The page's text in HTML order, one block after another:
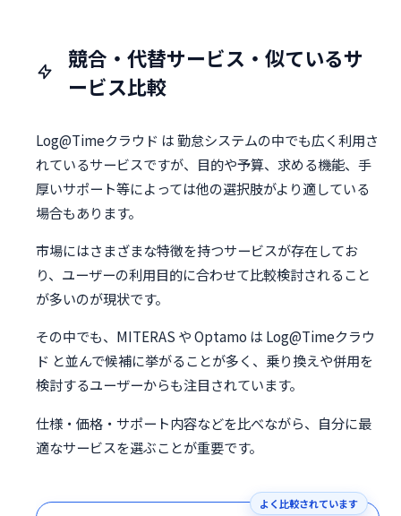
競合・代替サービス・似ているサ
ービス比較
Log@Timeクラウド は 勤怠システムの中でも広く利用さ
れているサービスですが、目的や予算、求める機能、手
厚いサポート等によっては他の選択肢がより適している
場合もあります。
市場にはさまざまな特徴を持つサービスが存在してお
り、ユーザーの利用目的に合わせて比較検討されること
が多いのが現状です。
その中でも、MITERAS や Optamo は Log@Timeクラウ
ド と並んで候補に挙がることが多く、乗り換えや併用を
検討するユーザーからも注目されています。
仕様・価格・サポート内容などを比べながら、自分に最
適なサービスを選ぶことが重要です。
よく比較されています